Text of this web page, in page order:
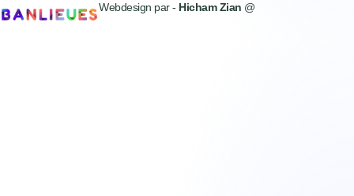
Webdesign par - Hicham Zian @